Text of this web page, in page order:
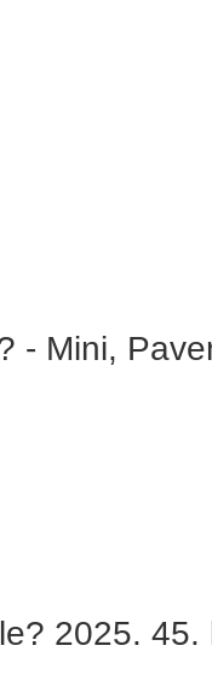
- Mini,
2025. 45.